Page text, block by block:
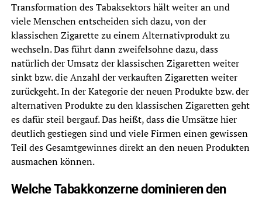
Transformation des Tabaksektors hält weiter an und
viele Menschen entscheiden sich dazu, von der
klassischen Zigarette zu einem Alternativprodukt zu
wechseln. Das führt dann zweifelsohne dazu, dass
natürlich der Umsatz der klassischen Zigaretten weiter
sinkt bzw. die Anzahl der verkauften Zigaretten weiter
zurückgeht. In der Kategorie der neuen Produkte bzw. der
alternativen Produkte zu den klassischen Zigaretten geht
es dafür steil bergauf. Das heißt, dass die Umsätze hier
deutlich gestiegen sind und viele Firmen einen gewissen
Teil des Gesamtgewinnes direkt an den neuen Produkten
ausmachen können.
Welche Tabakkonzerne dominieren den